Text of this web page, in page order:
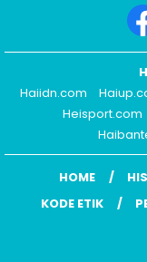
Haiidn.com
Heisport.com
HOME
KODE ETIK